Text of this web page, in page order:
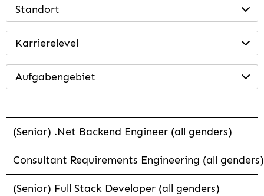
Standort
Karrierelevel
Aufgabengebiet
(Senior) .Net Backend Engineer (all genders)
Consultant Requirements Engineering (all genders)
(Senior) Full Stack Developer (all genders)